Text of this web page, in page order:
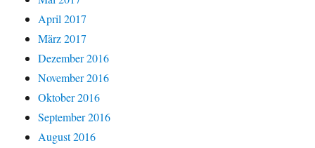
April 2017
März 2017
Dezember 2016
November 2016
Oktober 2016
September 2016
August 2016